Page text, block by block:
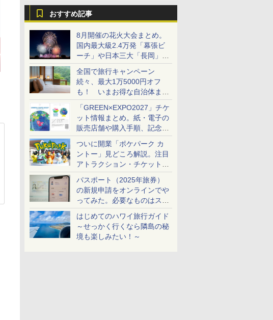
おすすめ記事
8月開催の花火大会まとめ。
国内最大級2.4万発「幕張ビ
ーチ」や日本三大「長岡」な
ど大型イベント目白押し！
全国で旅行キャンペーン
続々、最大1万5000円オフ
も！ いまお得な自治体まと
め
「GREEN×EXPO2027」チケ
ット情報まとめ。紙・電子の
販売店舗や購入手順、記念チ
ケットも解説
ついに開業「ポケパーク カ
ントー」見どころ解説。注目
アトラクション・チケット手
配・来場前に必要な準備は？
パスポート（2025年旅券）
の新規申請をオンラインでや
ってみた。必要なものはスマ
ホとマイナカードのみ
はじめてのハワイ旅行ガイド
～せっかく行くなら隣島の秘
境も楽しみたい！～